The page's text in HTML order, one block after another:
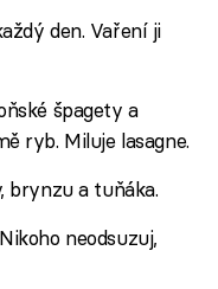
den. Vaření ji
špagety a
ryb. Miluje lasagne.
brynzu a tuňáka.
neodsuzuj,